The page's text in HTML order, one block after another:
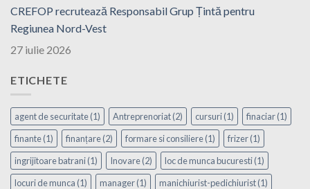
CREFOP recrutează Responsabil Grup Țintă pentru
Regiunea Nord-Vest
27 iulie 2026
ETICHETE
agent de securitate(1) Antreprenoriat(2) cursuri(1) finaciar(1)
finante(1) finanțare(2) formare si consiliere(1) frizer(1)
ingrijitoare batrani(1) Inovare(2) loc de munca bucuresti(1)
locuri de munca (1) manager(1) manichiurist-pedichiurist(1)